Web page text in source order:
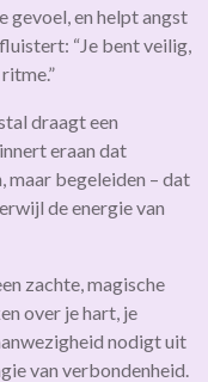
gevoel, en helpt angst
“Je bent veilig,
draagt een
eraan dat
maar begeleiden – dat
de energie van
zachte, magische
over je hart, je
nodigt uit
van verbondenheid.